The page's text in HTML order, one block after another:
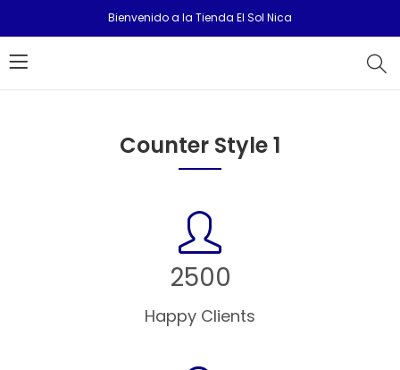
Bienvenido a la Tienda El Sol Nica
Counter Style 1
2500
Happy Clients